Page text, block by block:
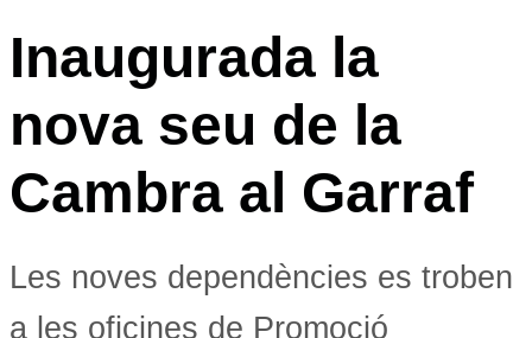
Inaugurada la
nova seu de la
Cambra al Garraf
Les noves dependències es troben
a les oficines de Promoció